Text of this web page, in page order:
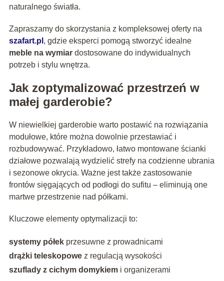
naturalnego światła.
Zapraszamy do skorzystania z kompleksowej oferty na
szafart.pl , gdzie eksperci pomogą stworzyć idealne
meble na wymiardostosowane do indywidualnych
potrzeb i stylu wnętrza.
Jak zoptymalizować przestrzeń w
małej garderobie?
W niewielkiej garderobie warto postawić na rozwiązania
modułowe, które można dowolnie przestawiać i
rozbudowywać. Przykładowo, łatwo montowane ścianki
działowe pozwalają wydzielić strefy na codzienne ubrania
i sezonowe okrycia. Ważne jest także zastosowanie
frontów sięgających od podłogi do sufitu – eliminują one
martwe przestrzenie nad półkami.
Kluczowe elementy optymalizacji to:
systemy półekprzesuwne z prowadnicami
drążki teleskopowez regulacją wysokości
szuflady z cichym domykiemi organizerami